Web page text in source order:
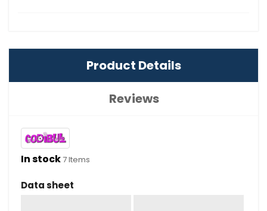
Product Details
Reviews
In stock7 Items
Data sheet